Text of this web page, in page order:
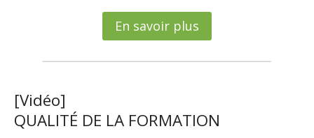
En savoir plus
[Vidéo]
QUALITÉ DE LA FORMATION